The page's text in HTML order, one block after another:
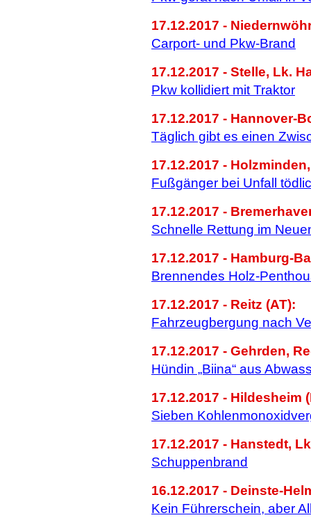
17.12.2017 -
Carport- und Pkw-Brand
17.12.2017 - Stelle, Lk.
Pkw kollidiert mit Traktor
17.12.2017 - Hannover-
Täglich gibt es einen
17.12.2017 -
Fußgänger bei Unfall
17.12.2017 -
Schnelle Rettung im
17.12.2017 - Hamburg-
Brennendes Holz-
17.12.2017 - Reitz (AT):
Fahrzeugbergung nach
17.12.2017 - Gehrden,
Hündin „Biina“ aus
17.12.2017 - Hildesheim
Sieben
17.12.2017 - Hanstedt,
Schuppenbrand
16.12.2017 - Deinste-
Kein Führerschein, aber